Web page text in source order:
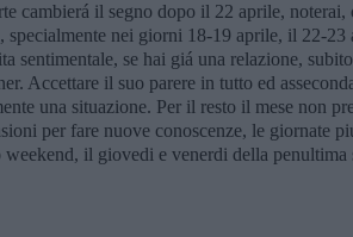
cambierá il segno dopo il 22 aprile, noterai,
nei giorni 18-19 aprile, il 22-23
sentimentale, se hai giá una relazione,
Accettare il suo parere in tutto ed
una situazione. Per il resto il mese non
per fare nuove conoscenze, le giornate
il giovedi e venerdi della penultima